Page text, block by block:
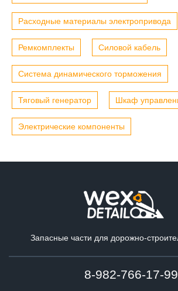
Расходные материалы электропривода
Ремкомплекты Силовой кабель
Система динамического торможения
Тяговый генератор Шкаф
Электрические компоненты
Запасные части для дорожно-
8-982-766-17-99